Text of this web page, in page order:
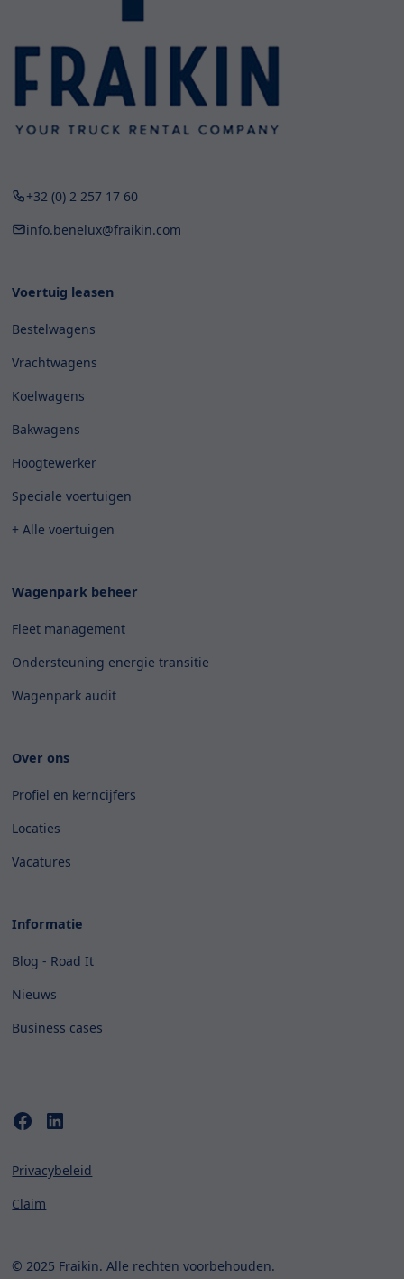
+32 (0) 2 257 17 60
info.benelux@fraikin.com
Voertuig leasen
Bestelwagens
Vrachtwagens
Koelwagens
Bakwagens
Hoogtewerker
Speciale voertuigen
+ Alle voertuigen
Wagenpark beheer
Fleet management
Ondersteuning energie transitie
Wagenpark audit
Over ons
Profiel en kerncijfers
Locaties
Vacatures
Informatie
Blog - Road It
Nieuws
Business cases
© 2025 Fraikin. Alle rechten voorbehouden.
Privacybeleid
Claim